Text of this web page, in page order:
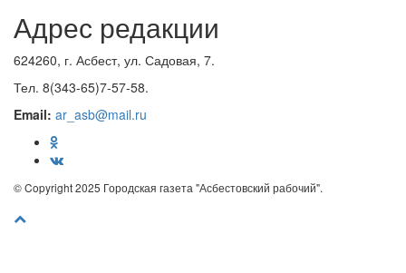
Адрес редакции
624260, г. Асбест, ул. Садовая, 7.
Тел. 8(343-65)7-57-58.
Email: ar_asb@mail.ru
© Copyright 2025 Городская газета "Асбестовский рабочий".